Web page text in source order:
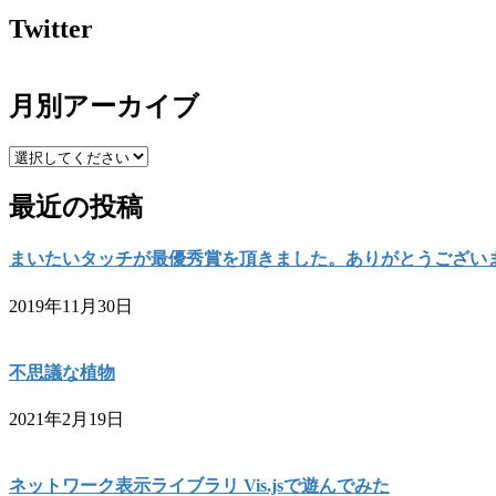
Twitter
月別アーカイブ
最近の投稿
まいたいタッチが最優秀賞を頂きました。ありがとうござい
2019年11月30日
不思議な植物
2021年2月19日
ネットワーク表示ライブラリ Vis.jsで遊んでみた